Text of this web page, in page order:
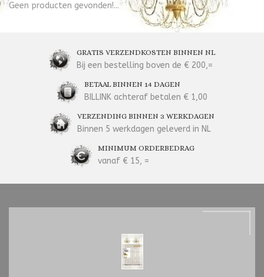
Geen producten gevonden!...
GRATIS VERZENDKOSTEN BINNEN NL
Bij een bestelling boven de € 200,=
BETAAL BINNEN 14 DAGEN
BILLINK achteraf betalen € 1,00
VERZENDING BINNEN 3 WERKDAGEN
Binnen 5 werkdagen geleverd in NL
MINIMUM ORDERBEDRAG
vanaf € 15, =